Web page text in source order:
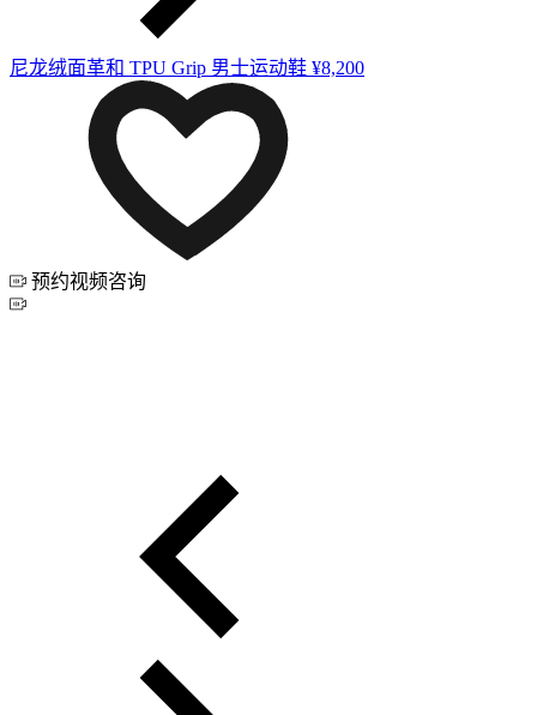
尼龙绒面革和 TPU Grip 男士运动鞋 ¥8,200
预约视频咨询